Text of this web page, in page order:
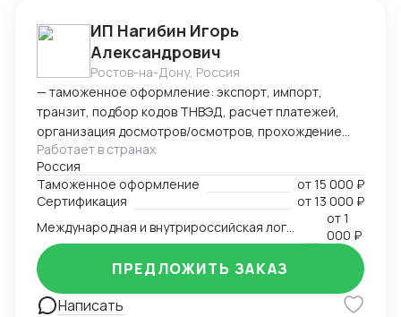
ИП Нагибин Игорь
Александрович
Ростов-на-Дону, Россия
— таможенное оформление: экспорт, импорт,
транзит, подбор кодов ТНВЭД, расчет платежей,
организация досмотров/осмотров, прохождение
доп. проверок, возврат обеспечения; — логистика:
авто, авиа, морской транспорт, ж/д; — консалтинг
и сопровождение по таможенным процедурам,
валютному контролю и бухгалтерии;
— бухгалтерский аутсорсинг; — получение
разрешительной документации: сертификаты,
разрешения.
Работает в странах
Россия
Таможенное оформление
от15 000 ₽
Сертификация
от13 000 ₽
от1
000 ₽
Написать
ПРЕДЛОЖИТЬ ЗАКАЗ